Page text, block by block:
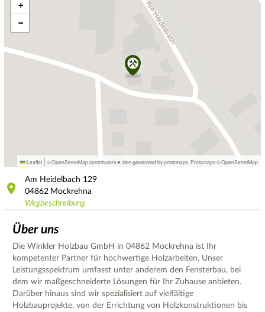
+
−
Leaflet | © OpenStreetMap contributors ♥, tiles generated by protomaps Protomaps©OpenStreetMap
Am Heidelbach 129
04862 Mockrehna
Wegbeschreibung
Über uns
Die Winkler Holzbau GmbH in 04862 Mockrehna ist Ihr
kompetenter Partner für hochwertige Holzarbeiten. Unser
Leistungsspektrum umfasst unter anderem den Fensterbau, bei
dem wir maßgeschneiderte Lösungen für Ihr Zuhause anbieten.
Darüber hinaus sind wir spezialisiert auf vielfältige
Holzbauprojekte, von der Errichtung von Holzkonstruktionen bis